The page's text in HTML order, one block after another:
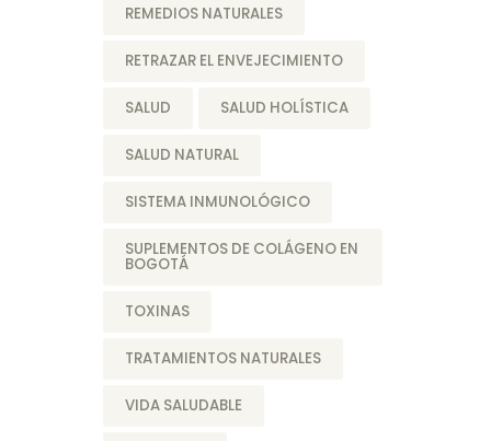
REMEDIOS NATURALES
RETRAZAR EL ENVEJECIMIENTO
SALUD SALUD HOLÍSTICA
SALUD NATURAL
SISTEMA INMUNOLÓGICO
SUPLEMENTOS DE COLÁGENO EN
BOGOTÁ
TOXINAS
TRATAMIENTOS NATURALES
VIDA SALUDABLE